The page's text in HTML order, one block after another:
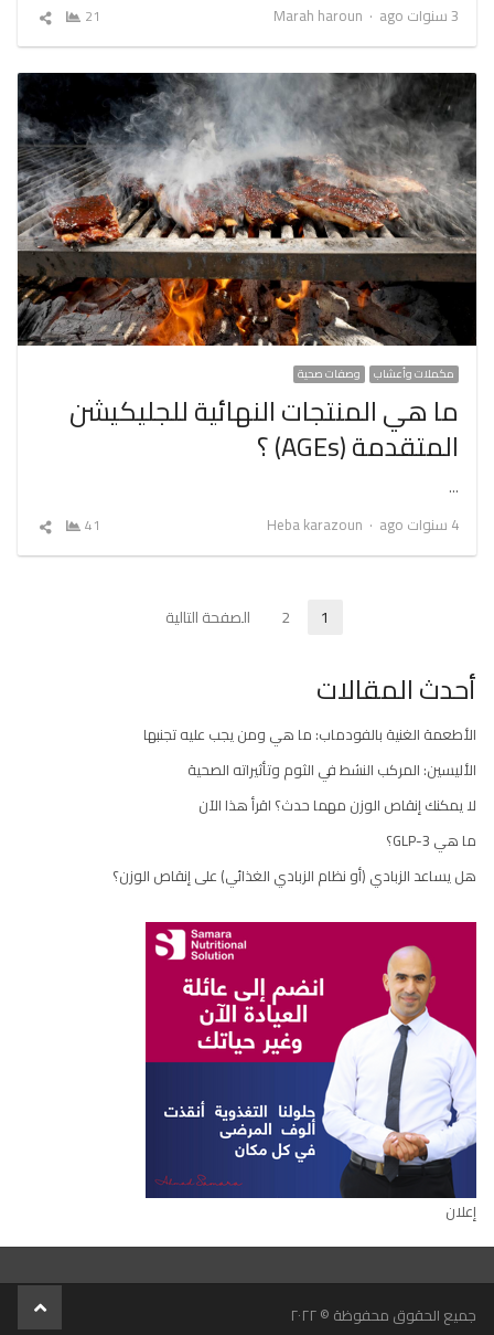
3 سنوات ago
Author
Marah haroun
21
شارك
مكملات وأعشاب وصفات صحية
ما هي المنتجات النهائية للجليكيشن
المتقدمة (AGEs) ؟
…
4 سنوات ago
Author
Heba karazoun
41
شارك
المقالات
Page 1
Page 2 الصفحة التالية
أحدث المقالات
الأطعمة الغنية بالفودماب: ما هي ومن يجب عليه تجنبها
الأليسين: المركب النشط في الثوم وتأثيراته الصحية
لا يمكنك إنقاص الوزن مهما حدث؟ اقرأ هذا الآن
ما هي GLP-3؟
هل يساعد الزبادي (أو نظام الزبادي الغذائي) على إنقاص الوزن؟
إعلان
جميع الحقوق محفوظة © ٢٠٢٢
to